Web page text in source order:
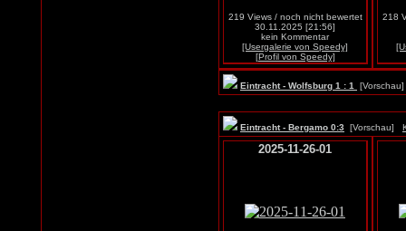
219 Views / noch nicht bewertet
30.11.2025 [21:56]
kein Kommentar
[Usergalerie von Speedy]
[Profil von Speedy]
218
Eintracht - Wolfsburg 1 : 1
Eintracht - Bergamo 0:3 [Vorschau]
2025-11-26-01